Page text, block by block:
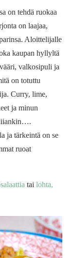
on tehdä ruokaa
on laajaa,
Aloittelijalle
kaupan hyllyltä
valkosipuli ja
on totuttu
Curry, lime,
ja minun
liiankin….
ja tärkeintä on se
ruoat
tai lohta,